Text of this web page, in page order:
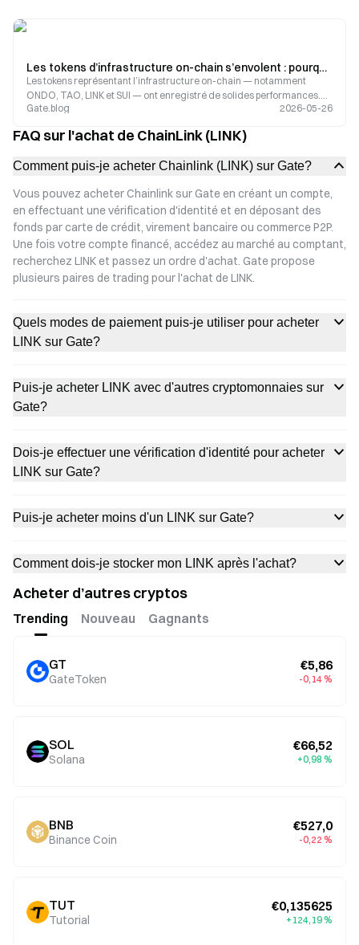
Les tokens d’infrastructure on-chain s’envolent : pourquoi ONDO, TAO, LINK et SUI attirent-ils l’attention du marché ?
Les tokens représentant l’infrastructure on-chain — notamment
ONDO, TAO, LINK et SUI — ont enregistré de solides performances.
Les protocoles DePIN ainsi que les solutions de couche de données
article analyse la logique de rotation structurelle qui alimente le
Gate.blog 2026-05-26
FAQ sur l'achat de ChainLink (LINK)
Comment puis-je acheter Chainlink (LINK) sur Gate?
Vous pouvez acheter Chainlink sur Gate en créant un compte,
en effectuant une vérification d'identité et en déposant des
fonds par carte de crédit, virement bancaire ou commerce P2P.
Une fois votre compte financé, accédez au marché au comptant,
recherchez LINK et passez un ordre d'achat. Gate propose
plusieurs paires de trading pour l'achat de LINK.
Quels modes de paiement puis-je utiliser pour acheter
LINK sur Gate?
Puis-je acheter LINK avec d'autres cryptomonnaies sur
Gate?
Dois-je effectuer une vérification d'identité pour acheter
LINK sur Gate?
Puis-je acheter moins d'un LINK sur Gate?
Comment dois-je stocker mon LINK après l'achat?
Acheter d’autres cryptos
Trending Nouveau Gagnants
GT
GateToken
€5,86
-0,14 %
SOL
Solana
€66,52
+0,98 %
BNB
Binance Coin
€527,0
-0,22 %
TUT
Tutorial
€0,135625
+124,19 %